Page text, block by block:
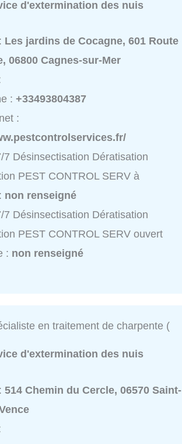
d'extermination des nuis
Les jardins de Cocagne, 601 Route
06800 Cagnes-sur-Mer
:+33493804387
:
7 Désinsectisation Dératisation
PEST CONTROL SERV à
non renseigné
7 Désinsectisation Dératisation
PEST CONTROL SERV ouvert
: non renseigné
en traitement de charpente (
d'extermination des nuis
514 Chemin du Cercle, 06570 Saint-